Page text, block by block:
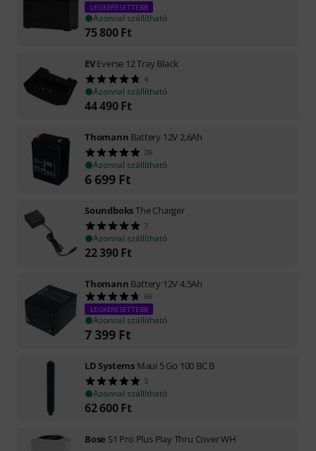
LEGKERESETTEBB
Azonnal szállítható
75 800 Ft
EVEverse 12 Tray Black
4
Azonnal szállítható
44 490 Ft
Thomann Battery 12V 2,6Ah
26
Azonnal szállítható
6 699 Ft
SoundboksThe Charger
7
Azonnal szállítható
22 390 Ft
Thomann Battery 12V 4,5Ah
66
LEGKERESETTEBB
Azonnal szállítható
7 399 Ft
LD Systems Maui 5 Go 100 BC B
3
Azonnal szállítható
62 600 Ft
Bose S1 Pro Plus Play Thru Cover WH